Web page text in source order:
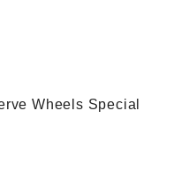
Wheels Special